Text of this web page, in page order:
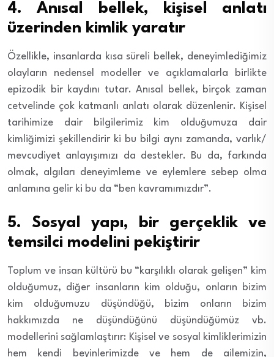
4. Anısal bellek, kişisel anlatı
üzerinden kimlik yaratır
Özellikle, insanlarda kısa süreli bellek, deneyimlediğimiz
olayların nedensel modeller ve açıklamalarla birlikte
epizodik bir kaydını tutar. Anısal bellek, birçok zaman
cetvelinde çok katmanlı anlatı olarak düzenlenir. Kişisel
tarihimize dair bilgilerimiz kim olduğumuza dair
kimliğimizi şekillendirir ki bu bilgi aynı zamanda, varlık/
mevcudiyet anlayışımızı da destekler. Bu da, farkında
olmak, algıları deneyimleme ve eylemlere sebep olma
anlamına gelir ki bu da “ben kavramımızdır”.
5. Sosyal yapı, bir gerçeklik ve
temsilci modelini pekiştirir
Toplum ve insan kültürü bu “karşılıklı olarak gelişen” kim
olduğumuz, diğer insanların kim olduğu, onların bizim
kim olduğumuzu düşündüğü, bizim onların bizim
hakkımızda ne düşündüğünü düşündüğümüz vb.
modellerini sağlamlaştırır: Kişisel ve sosyal kimliklerimizin
hem kendi beyinlerimizde ve hem de ailemizin,